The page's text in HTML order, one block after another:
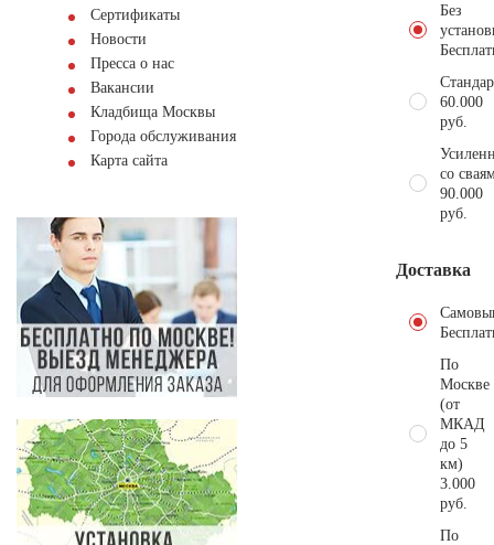
Сертификаты
Новости
Пресса о нас
Вакансии
Кладбища Москвы
Города обслуживания
Карта сайта
Без
60.000
руб.
со
90.000
руб.
Доставка
По
Москве
(от
МКАД
до 5
км)
3.000
руб.
По